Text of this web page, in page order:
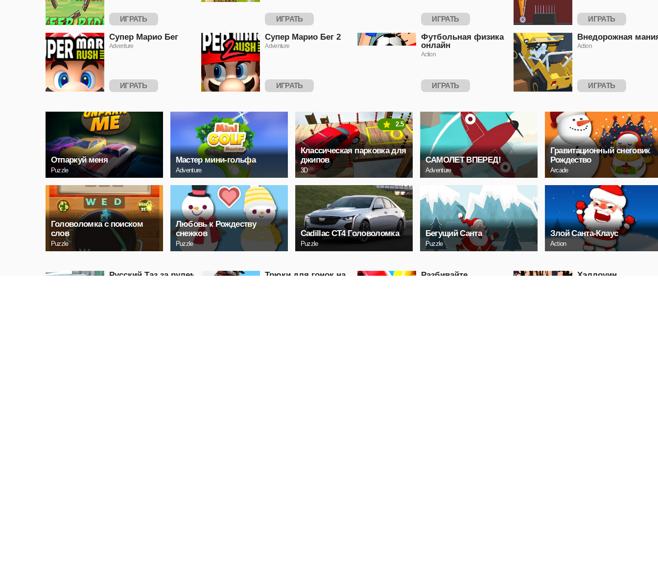
ИГРАТЬ ИГРАТЬ ИГРАТЬ ИГРАТЬ
Супер Марио Бег
Adventure
ИГРАТЬ
Супер Марио Бег 2
Adventure
ИГРАТЬ
Футбольная физика
онлайн
Action
ИГРАТЬ
Внедорожная
Action
ИГРАТЬ
Отпаркуй меня
Puzzle
Мастер мини-гольфа
Adventure
Классическая парковка для
джипов
3D
2.5
САМОЛЕТ ВПЕРЕД!
Adventure
Гравитационный снеговик
Рождество
Arcade
Головоломка с поиском
слов
Puzzle
Любовь к Рождеству
снежков
Puzzle
Cadillac CT4 Головоломка
Puzzle
Бегущий Санта
Puzzle
Злой Санта-Клаус
Action
Русский Таз за рулем
Трюки для гонок на
Разбивайте
Хэллоуин